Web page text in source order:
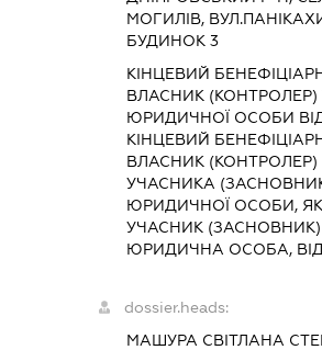
МОГИЛІВ,
БУДИНОК 3
КІНЦЕВИЙ
ВЛАСНИК (КОНТРОЛЕР)
ЮРИДИЧНОЇ ОСОБИ
КІНЦЕВИЙ
ВЛАСНИК (КОНТРОЛЕР)
УЧАСНИКА
ЮРИДИЧНОЇ ОСОБИ,
УЧАСНИК
ЮРИДИЧНА ОСОБА,
dossier.heads:
МАШУРА СВІТЛАНА